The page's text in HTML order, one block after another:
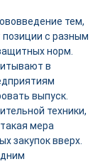
тем,
с разным
норм.
в
выпуск.
техники,
мера
закупок вверх.